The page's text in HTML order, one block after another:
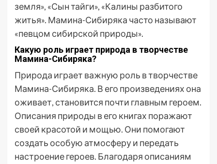
земля», «Сын тайги», «Калины разбитого
житья». Мамина-Сибиряка часто называют
«певцом сибирской природы».
Какую роль играет природа в творчестве
Мамина-Сибиряка?
Природа играет важную роль в творчестве
Мамина-Сибиряка. В его произведениях она
оживает, становится почти главным героем.
Описания природы в его книгах поражают
своей красотой и мощью. Они помогают
создать особую атмосферу и передать
настроение героев. Благодаря описаниям